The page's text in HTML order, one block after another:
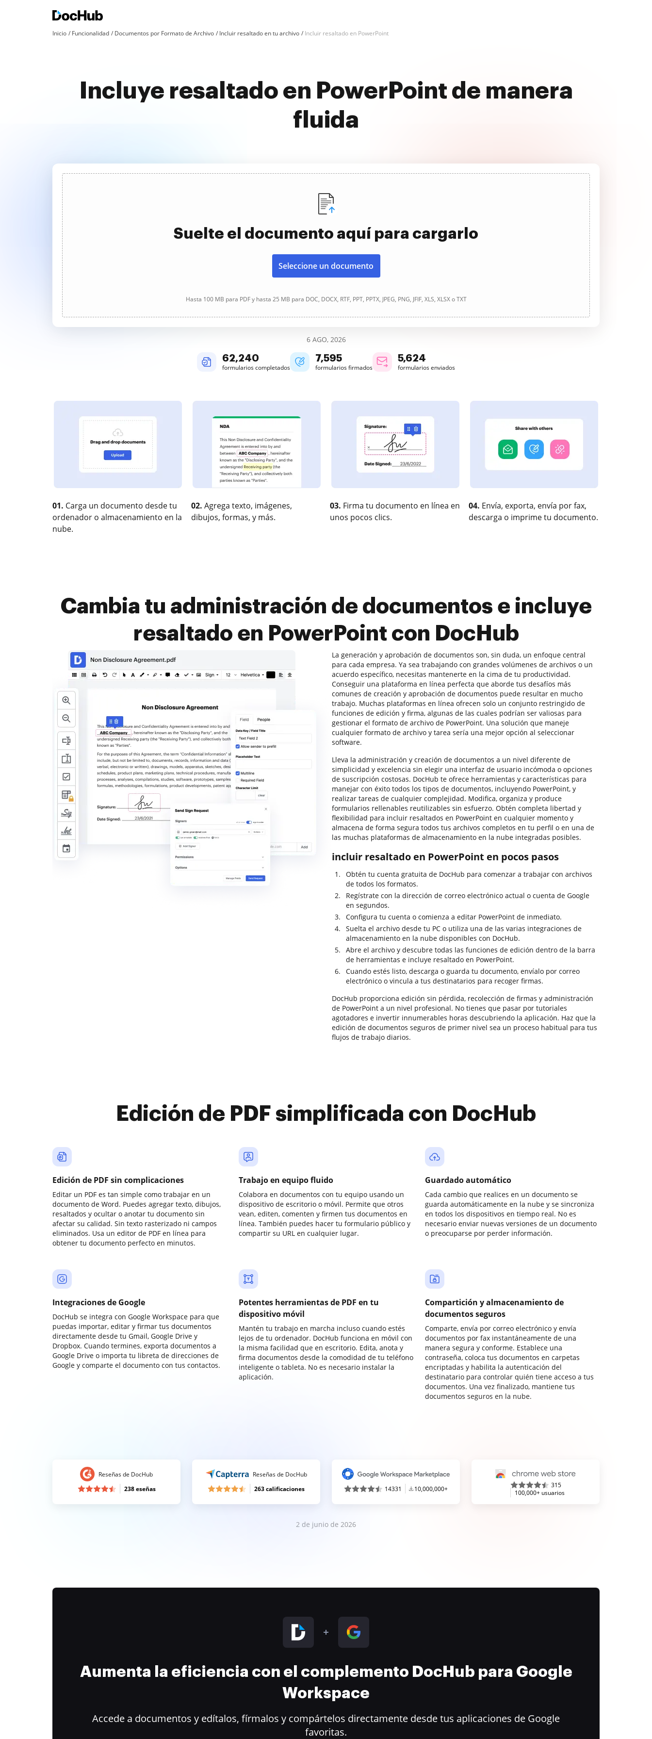
Inicio Funcionalidad Documentos por Formato de Archivo Incluir resaltado en tu archivo Incluir resaltado en PowerPoint
Incluye resaltado en PowerPoint de manera
fluida
Suelte el documento aquí para cargarlo
Seleccione un documento
Hasta 100 MB para PDF y hasta 25 MB para DOC, DOCX, RTF, PPT, PPTX, JPEG, PNG, JFIF, XLS, XLSX o TXT
6 AGO, 2026
62,241
formularios completados
7,595
formularios firmados
5,624
formularios enviados
01. Carga un documento desde tu
ordenador o almacenamiento en la
nube.
02. Agrega texto, imágenes,
dibujos, formas, y más.
03. Firma tu documento en línea en
unos pocos clics.
04. Envía, exporta, envía por fax,
descarga o imprime tu documento.
Cambia tu administración de documentos e incluye
resaltado en PowerPoint con DocHub
La generación y aprobación de documentos son, sin duda, un enfoque central
para cada empresa. Ya sea trabajando con grandes volúmenes de archivos o un
acuerdo específico, necesitas mantenerte en la cima de tu productividad.
Conseguir una plataforma en línea perfecta que aborde tus desafíos más
comunes de creación y aprobación de documentos puede resultar en mucho
trabajo. Muchas plataformas en línea ofrecen solo un conjunto restringido de
funciones de edición y firma, algunas de las cuales podrían ser valiosas para
gestionar el formato de archivo de PowerPoint. Una solución que maneje
cualquier formato de archivo y tarea sería una mejor opción al seleccionar
software.
Lleva la administración y creación de documentos a un nivel diferente de
simplicidad y excelencia sin elegir una interfaz de usuario incómoda o opciones
de suscripción costosas. DocHub te ofrece herramientas y características para
manejar con éxito todos los tipos de documentos, incluyendo PowerPoint, y
realizar tareas de cualquier complejidad. Modifica, organiza y produce
formularios rellenables reutilizables sin esfuerzo. Obtén completa libertad y
flexibilidad para incluir resaltados en PowerPoint en cualquier momento y
almacena de forma segura todos tus archivos completos en tu perfil o en una de
las muchas plataformas de almacenamiento en la nube integradas posibles.
incluir resaltado en PowerPoint en pocos pasos
Obtén tu cuenta gratuita de DocHub para comenzar a trabajar con archivos
de todos los formatos.
Regístrate con la dirección de correo electrónico actual o cuenta de Google
en segundos.
Configura tu cuenta o comienza a editar PowerPoint de inmediato.
Suelta el archivo desde tu PC o utiliza una de las varias integraciones de
almacenamiento en la nube disponibles con DocHub.
Abre el archivo y descubre todas las funciones de edición dentro de la barra
de herramientas e incluye resaltado en PowerPoint.
Cuando estés listo, descarga o guarda tu documento, envíalo por correo
electrónico o vincula a tus destinatarios para recoger firmas.
DocHub proporciona edición sin pérdida, recolección de firmas y administración
de PowerPoint a un nivel profesional. No tienes que pasar por tutoriales
agotadores e invertir innumerables horas descubriendo la aplicación. Haz que la
edición de documentos seguros de primer nivel sea un proceso habitual para tus
flujos de trabajo diarios.
Edición de PDF simplificada con DocHub
Edición de PDF sin complicaciones
Editar un PDF es tan simple como trabajar en un
documento de Word. Puedes agregar texto, dibujos,
resaltados y ocultar o anotar tu documento sin
afectar su calidad. Sin texto rasterizado ni campos
eliminados. Usa un editor de PDF en línea para
obtener tu documento perfecto en minutos.
Trabajo en equipo fluido
Colabora en documentos con tu equipo usando un
dispositivo de escritorio o móvil. Permite que otros
vean, editen, comenten y firmen tus documentos en
línea. También puedes hacer tu formulario público y
compartir su URL en cualquier lugar.
Guardado automático
Cada cambio que realices en un documento se
guarda automáticamente en la nube y se sincroniza
en todos los dispositivos en tiempo real. No es
necesario enviar nuevas versiones de un documento
o preocuparse por perder información.
Integraciones de Google
DocHub se integra con Google Workspace para que
puedas importar, editar y firmar tus documentos
directamente desde tu Gmail, Google Drive y
Dropbox. Cuando termines, exporta documentos a
Google Drive o importa tu libreta de direcciones de
Google y comparte el documento con tus contactos.
Potentes herramientas de PDF en tu
dispositivo móvil
Mantén tu trabajo en marcha incluso cuando estés
lejos de tu ordenador. DocHub funciona en móvil con
la misma facilidad que en escritorio. Edita, anota y
firma documentos desde la comodidad de tu teléfono
inteligente o tableta. No es necesario instalar la
aplicación.
Compartición y almacenamiento de
documentos seguros
Comparte, envía por correo electrónico y envía
documentos por fax instantáneamente de una
manera segura y conforme. Establece una
contraseña, coloca tus documentos en carpetas
encriptadas y habilita la autenticación del
destinatario para controlar quién tiene acceso a tus
documentos. Una vez finalizado, mantiene tus
documentos seguros en la nube.
Reseñas de DocHub
238 eseñas
Reseñas de DocHub
263 calificaciones
14331 10,000,000+
315
100,000+ usuarios
2 de junio de 2026
Aumenta la eficiencia con el complemento DocHub para Google
Workspace
Accede a documentos y edítalos, fírmalos y compártelos directamente desde tus aplicaciones de Google
favoritas.